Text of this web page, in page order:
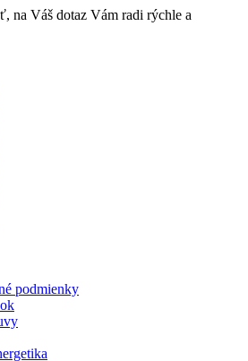
na Váš dotaz Vám radi rýchle a
podmienky